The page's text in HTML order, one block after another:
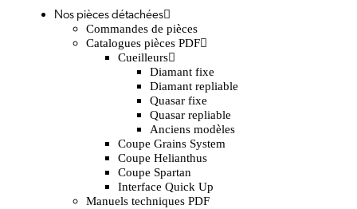
Nos pièces détachées
Commandes de pièces
Catalogues pièces PDF
Cueilleurs
Diamant fixe
Diamant repliable
Quasar fixe
Quasar repliable
Anciens modèles
Coupe Grains System
Coupe Helianthus
Coupe Spartan
Interface Quick Up
Manuels techniques PDF